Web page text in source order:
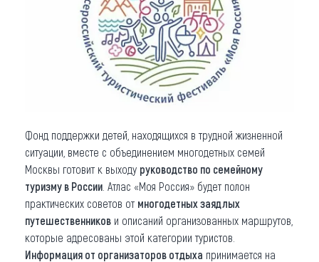
Коллекция впечатлений
Другие рубрики
Фонд поддержки детей, находящихся в трудной жизненной
ситуации, вместе с объединением многодетных семей
Москвы готовит к выходу руководство по семейному
туризму в России . Атлас «Моя Россия» будет полон
практических советов от многодетных заядлых
путешественников и описаний организованных маршрутов,
которые адресованы этой категории туристов.
Информация от организаторов отдыха принимается на